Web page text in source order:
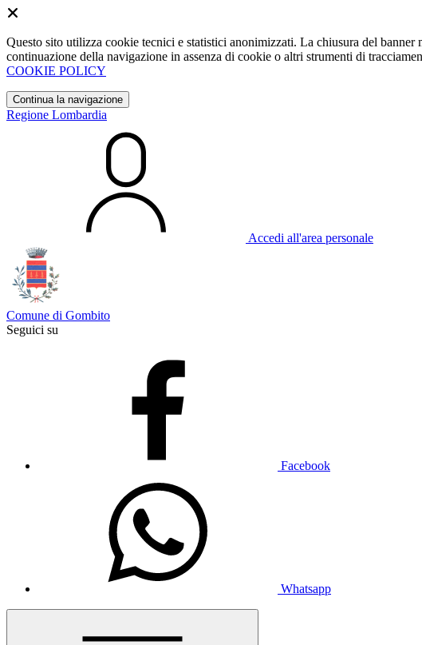
Questo sito utilizza cookie tecnici e statistici anonimizzati. La chiusura del
continuazione della navigazione in assenza di cookie o altri strumenti di
COOKIE POLICY
Continua la navigazione
Regione Lombardia
Accedi all'area personale
Comune di Gombito
Seguici su
Facebook
Whatsapp